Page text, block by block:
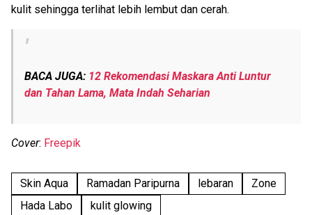
kulit sehingga terlihat lebih lembut dan cerah.
BACA JUGA: 12 Rekomendasi Maskara Anti Luntur
dan Tahan Lama, Mata Indah Seharian
Cover: Freepik
Skin Aqua Ramadan Paripurna lebaran
Zone
Hada Labo
kulit glowing